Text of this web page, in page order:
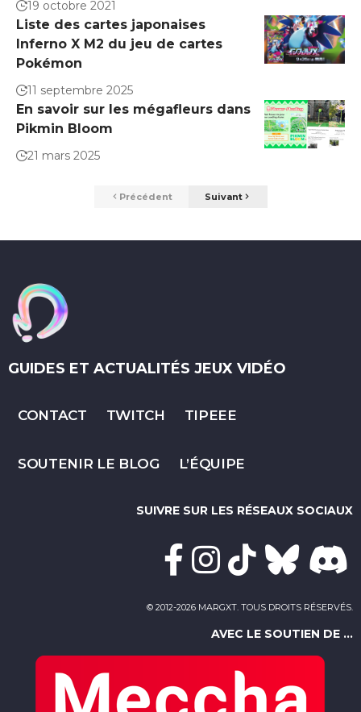
19 octobre 2021
Liste des cartes japonaises
Inferno X M2 du jeu de cartes
Pokémon
11 septembre 2025
En savoir sur les mégafleurs dans
Pikmin Bloom
21 mars 2025
Précédent Suivant
GUIDES ET ACTUALITÉS JEUX VIDÉO
CONTACT TWITCH TIPEEE
SOUTENIR LE BLOG L’ÉQUIPE
SUIVRE SUR LES RÉSEAUX SOCIAUX
© 2012-2026 MARGXT. TOUS DROITS RÉSERVÉS.
AVEC LE SOUTIEN DE ...